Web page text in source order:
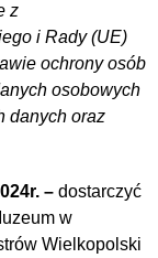
z
i Rady (UE)
ochrony osób
osobowych
danych oraz
– dostarczyć
w
Wielkopolski